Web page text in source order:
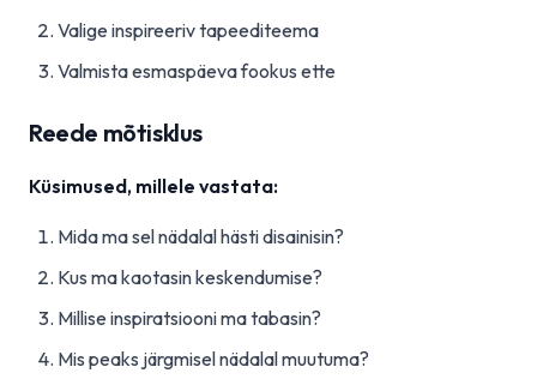
Valige inspireeriv tapeediteema
Valmista esmaspäeva fookus ette
Reede mõtisklus
Küsimused, millele vastata:
Mida ma sel nädalal hästi disainisin?
Kus ma kaotasin keskendumise?
Millise inspiratsiooni ma tabasin?
Mis peaks järgmisel nädalal muutuma?